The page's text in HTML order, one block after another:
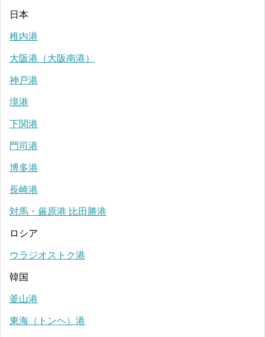
日本
稚内港
大阪港（大阪南港）
神戸港
境港
下関港
門司港
博多港
長崎港
対馬・厳原港 比田勝港
ロシア
ウラジオストク港
韓国
釜山港
東海（トンヘ）港